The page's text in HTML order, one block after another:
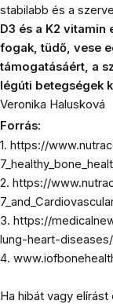
stabilabb és a
D3 és a K2 vitamin
fogak, tüdő, vese
támogatásáért, a
légúti betegségek
Veronika Halusková
Forrás:
1. https://
2. https://
3. https://
lung-heart-diseases/
4.
Ha hibát vagy